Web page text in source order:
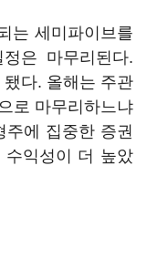
는 세미파이브를
은 마무리된다.
다. 올해는 주관
로 마무리하느냐
주에 집중한 증권
수익성이 더 높았